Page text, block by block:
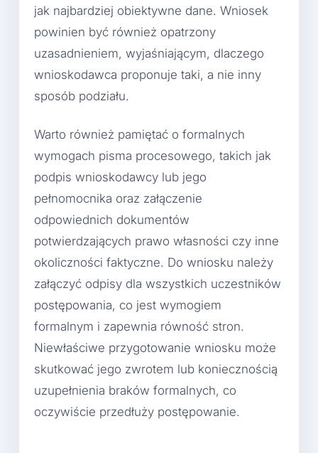
jak najbardziej obiektywne dane. Wniosek
powinien być również opatrzony
uzasadnieniem, wyjaśniającym, dlaczego
wnioskodawca proponuje taki, a nie inny
sposób podziału.
Warto również pamiętać o formalnych
wymogach pisma procesowego, takich jak
podpis wnioskodawcy lub jego
pełnomocnika oraz załączenie
odpowiednich dokumentów
potwierdzających prawo własności czy inne
okoliczności faktyczne. Do wniosku należy
załączyć odpisy dla wszystkich uczestników
postępowania, co jest wymogiem
formalnym i zapewnia równość stron.
Niewłaściwe przygotowanie wniosku może
skutkować jego zwrotem lub koniecznością
uzupełnienia braków formalnych, co
oczywiście przedłuży postępowanie.